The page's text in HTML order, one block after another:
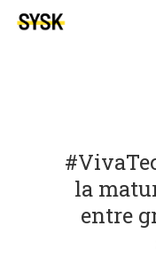
la
entre